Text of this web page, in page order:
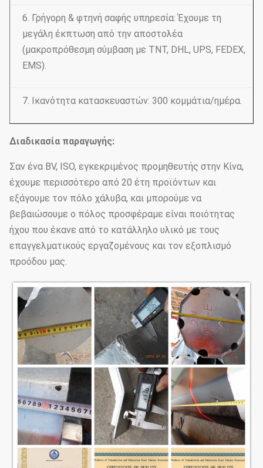
6. Γρήγορη & φτηνή σαφής υπηρεσία: Έχουμε τη
μεγάλη έκπτωση από την αποστολέα
(μακροπρόθεσμη σύμβαση με TNT, DHL, UPS, FEDEX,
EMS).
7. Ικανότητα κατασκευαστών: 300 κομμάτια/ημέρα.
Διαδικασία παραγωγής:
Σαν ένα BV, ISO, εγκεκριμένος προμηθευτής στην Κίνα,
έχουμε περισσότερο από 20 έτη προϊόντων και
εξάγουμε τον πόλο χάλυβα, και μπορούμε να
βεβαιώσουμε ο πόλος προσφέραμε είναι ποιότητας
ήχου που έκανε από το κατάλληλο υλικό με τους
επαγγελματικούς εργαζομένους και τον εξοπλισμό
προόδου μας.